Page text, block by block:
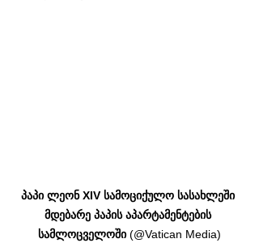
პაპი ლეონ XIV სამოციქულო სასახლეში
მდებარე პაპის აპარტამენტების
სამლოცველოში (@Vatican Media)